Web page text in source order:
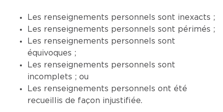
Les renseignements personnels sont inexacts ;
Les renseignements personnels sont périmés ;
Les renseignements personnels sont
équivoques ;
Les renseignements personnels sont
incomplets ; ou
Les renseignements personnels ont été
recueillis de façon injustifiée.